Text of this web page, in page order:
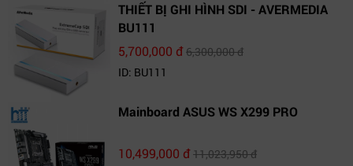
THIẾT BỊ GHI HÌNH SDI - AVERMEDIA
BU111
5,700,000 đ6,300,000 đ
ID: BU111
Mainboard ASUS WS X299 PRO
10,499,000 đ11,023,950 đ